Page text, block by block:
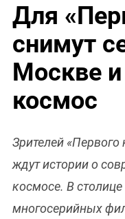
Для
снимут
Москве и
космос
Зрителей
ждут истории о
космосе. В
многосерийных